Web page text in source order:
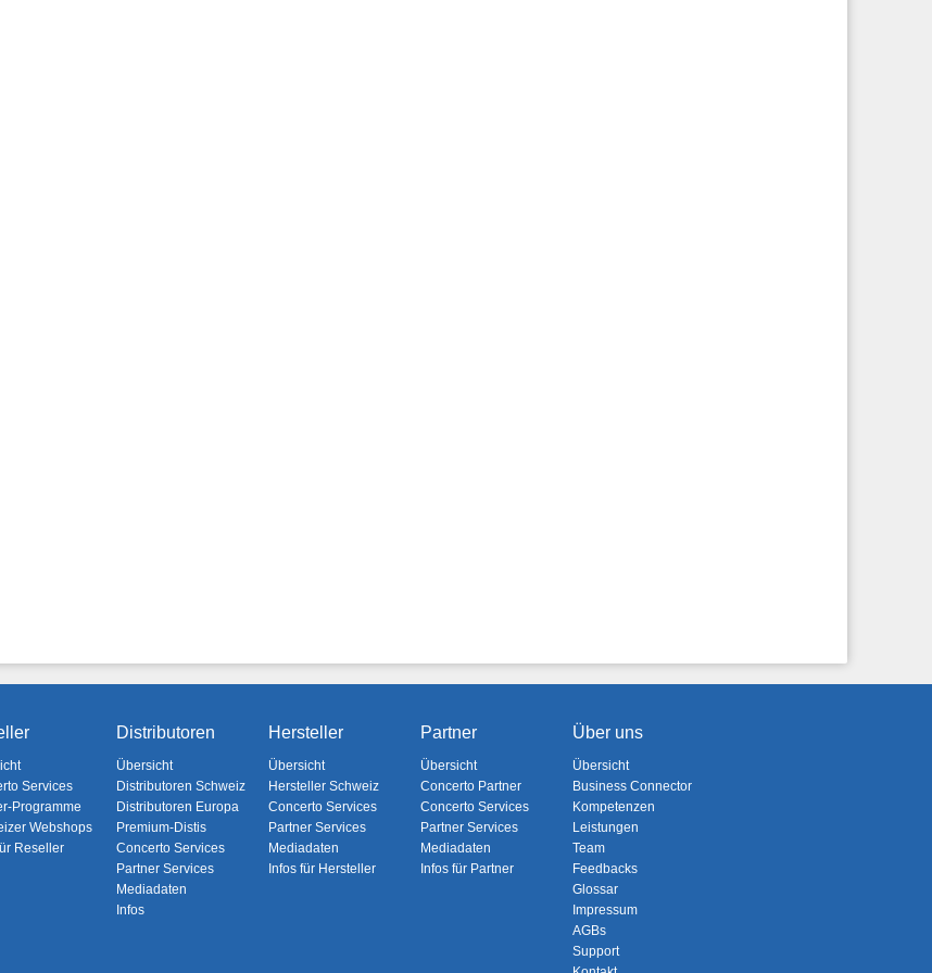
Services
Programme
Webshops
Reseller
Distributoren
Übersicht
Distributoren Schweiz
Distributoren Europa
Premium-Distis
Concerto Services
Partner Services
Mediadaten
Infos
Hersteller
Übersicht
Hersteller Schweiz
Concerto Services
Partner Services
Mediadaten
Infos für Hersteller
Partner
Übersicht
Concerto Partner
Concerto Services
Partner Services
Mediadaten
Infos für Partner
Über uns
Übersicht
Business Connector
Kompetenzen
Leistungen
Team
Feedbacks
Glossar
Impressum
AGBs
Support